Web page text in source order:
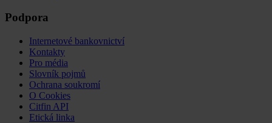
Podpora
Internetové bankovnictví
Kontakty
Pro média
Slovník pojmů
Ochrana soukromí
O Cookies
Citfin API
Etická linka